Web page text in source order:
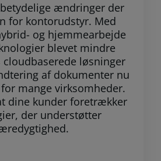
ændringer der
for kontorudstyr. Med
og hjemmearbejde
blevet mindre
cloudbaserede løsninger
af dokumenter nu
mange virksomheder.
dine kunder foretrækker
der understøtter